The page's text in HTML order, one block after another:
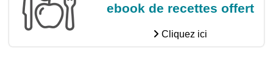
ebook de recettes offert
Cliquez ici